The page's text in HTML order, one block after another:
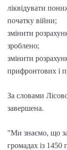
ліквідувати
початку війни;
змінити
зроблено;
змінити
прифронтових і
За словами
завершена.
"Ми знаємо, що
громадах із 1450